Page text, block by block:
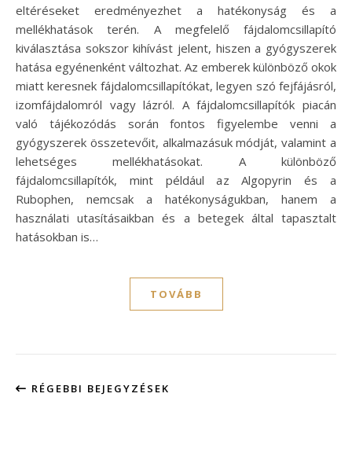
eltéréseket eredményezhet a hatékonyság és a
mellékhatások terén. A megfelelő fájdalomcsillapító
kiválasztása sokszor kihívást jelent, hiszen a gyógyszerek
hatása egyénenként változhat. Az emberek különböző okok
miatt keresnek fájdalomcsillapítókat, legyen szó fejfájásról,
izomfájdalomról vagy lázról. A fájdalomcsillapítók piacán
való tájékozódás során fontos figyelembe venni a
gyógyszerek összetevőit, alkalmazásuk módját, valamint a
lehetséges mellékhatásokat. A különböző
fájdalomcsillapítók, mint például az Algopyrin és a
Rubophen, nemcsak a hatékonyságukban, hanem a
használati utasításaikban és a betegek által tapasztalt
hatásokban is…
TOVÁBB
RÉGEBBI BEJEGYZÉSEK